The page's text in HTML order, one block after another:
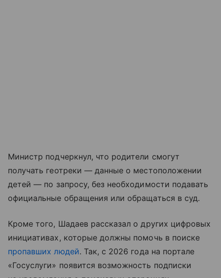
Министр подчеркнул, что родители смогут
получать геотреки — данные о местоположении
детей — по запросу, без необходимости подавать
официальные обращения или обращаться в суд.
Кроме того, Шадаев рассказал о других цифровых
инициативах, которые должны помочь в поиске
пропавших людей. Так, с 2026 года на портале
«Госуслуги» появится возможность подписки